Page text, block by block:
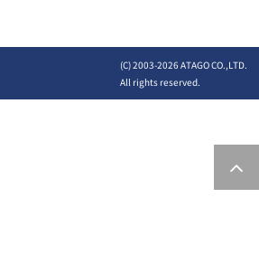
(C) 2003-2026 ATAGO CO.,LTD.
All rights reserved.